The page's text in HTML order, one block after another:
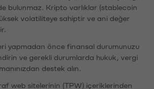
bulunmaz. Kripto varlıklar (stablecoin
volatiliteye sahiptir ve ani değer
yapmadan önce finansal durumunuzu
ve gerekli durumlarda hukuk, vergi
destek alın.
web sitelerinin (TPW) içeriklerinden